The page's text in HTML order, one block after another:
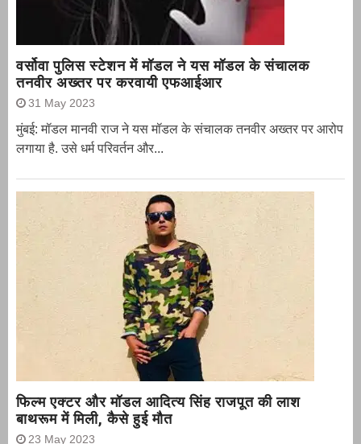
वर्सोवा पुलिस स्टेशन में मॉडल ने यस मॉडल के संचालक
तनवीर अख्तर पर करवायी एफआईआर
31 May 2023
मुंबई: मॉडल मानवी राज ने यस मॉडल के संचालक तनवीर अख्तर पर आरोप
लगाया है. उसे धर्म परिवर्तन और...
फिल्म एक्टर और मॉडल आदित्य सिंह राजपूत की लाश
बाथरूम में मिली, कैसे हुई मौत
23 May 2023